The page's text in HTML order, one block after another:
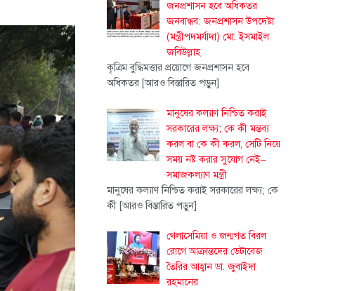
জনপ্রশাসন হবে অধিকতর
জনবান্ধব: জনপ্রশাসন উপদেষ্টা
(মন্ত্রীপদমর্যাদা) মো. ইসমাইল
জবিউল্লাহ
কৃত্রিম বুদ্ধিমত্তার প্রয়োগে জনপ্রশাসন হবে
অধিকতর [আরও বিস্তারিত পড়ুন]
মানুষের কল্যাণ নিশ্চিত করাই
সরকারের লক্ষ্য; কে কী মন্তব্য
করল বা কে কী করল, সেটি নিয়ে
সময় নষ্ট করার সুযোগ নেই–
সমাজকল্যাণ মন্ত্রী
মানুষের কল্যাণ নিশ্চিত করাই সরকারের লক্ষ্য; কে
কী [আরও বিস্তারিত পড়ুন]
থেলাসেমিয়া ও জন্মগত বিরল
রোগে আক্রান্তদের ডেটাবেজ
তৈরির আহ্বান ডা. জুবাইদা
রহমানের